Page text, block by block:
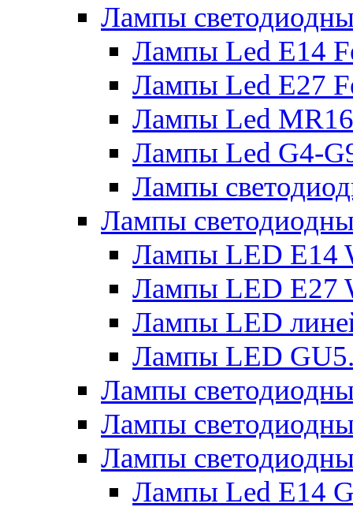
Лампы
Лампы Led E14
Лампы Led E27
Лампы Led
Лампы Led G4-
Лампы
Лампы
Лампы LED E14
Лампы LED E27
Лампы LED
Лампы LED
Лампы
Лампы
Лампы
Лампы Led Е14